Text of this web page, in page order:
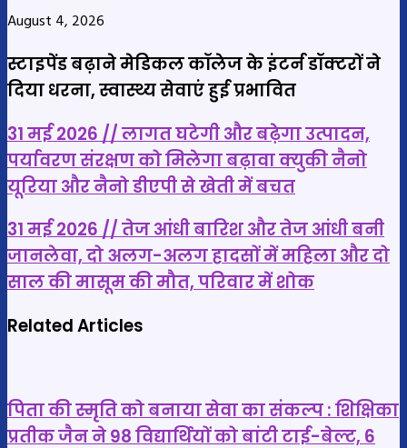
August 4, 2026
स्टाइपेंड बढ़ाने मेडिकल कॉलेज के इंटर्न डॉक्टरों ने
दिया धरना, स्वास्थ्य सेवाएं हुई प्रभावित
31
मई
2026
//
लागत
घटेगी
और
बढ़ेगा
उत्पादन,
मिलेगा
बढ़ावा
31 मई 2026 // लागत घटेगी और बढ़ेगा उत्पादन,
पर्यावरण संरक्षण को मिलेगा बढ़ावा क्युकी नैनो
यूरिया और नैनो डीएपी से खेती में बचत
31
मई
2026
तेज
और
तेज
आंधी
31 मई 2026 // तेज आंधी बारिश और तेज आंधी बनी
जानलेवा, दो अलग-अलग हादसों में महिला और दो
साल की मासूम की मौत, परिवार में शोक
Related Articles
पिता की स्मृति को बनाया सेवा का संकल्प : शिक्षिका
प्रतीक जैन ने 98 विद्यार्थियों को बांटी टाई-बेल्ट, 6